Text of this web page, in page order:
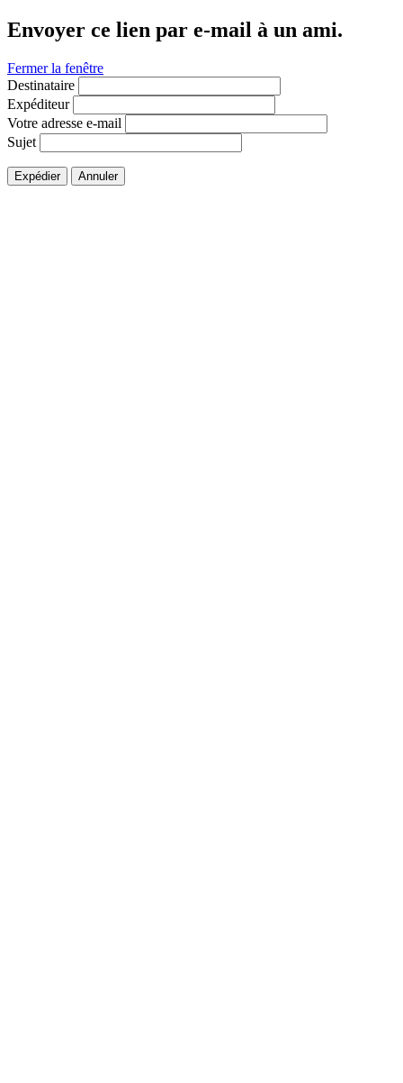
Envoyer ce lien par e-mail à un ami.
Fermer la fenêtre
Destinataire
Expéditeur
Votre adresse e-mail
Sujet
Expédier Annuler